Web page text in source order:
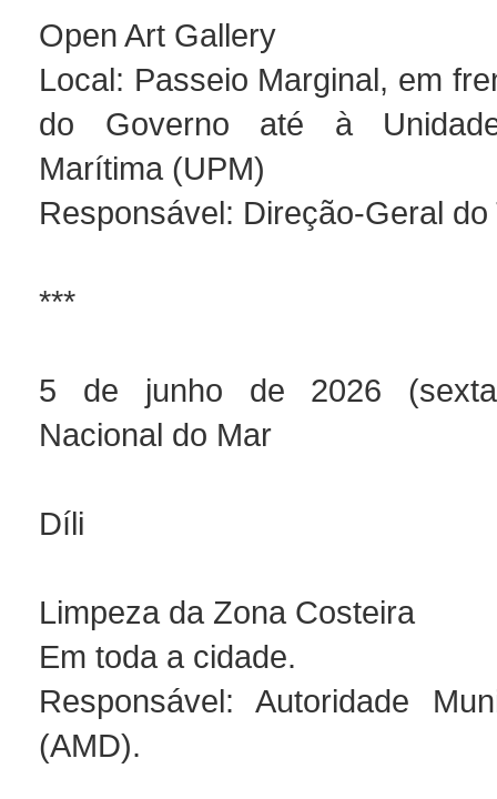
Open Art Gallery
Local: Passeio Marginal, em
do Governo até à
Marítima (UPM)
Responsável: Direção-Geral do
***
5 de junho de 2026
Nacional do Mar
Díli
Limpeza da Zona Costeira
Em toda a cidade.
Responsável: Autoridade
(AMD).